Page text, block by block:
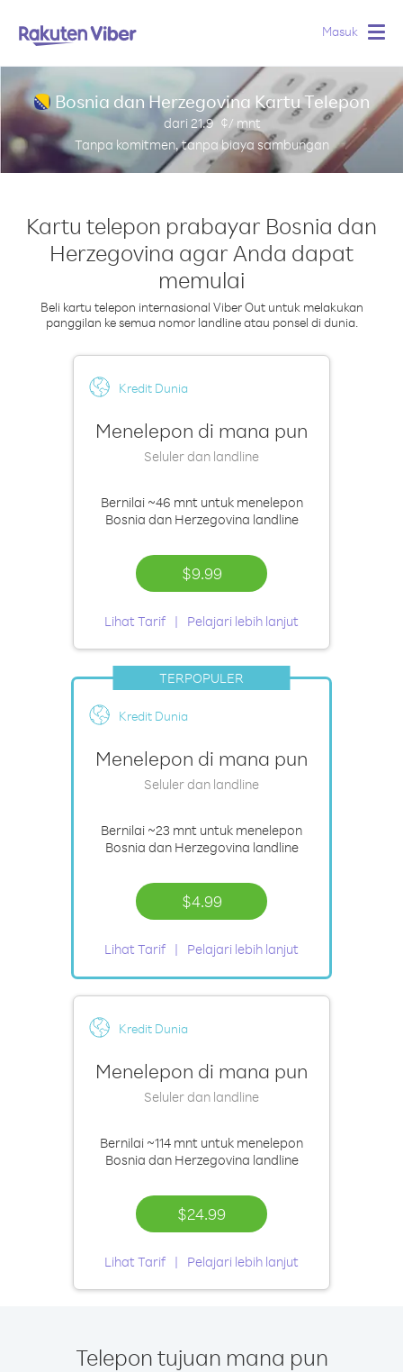
Masuk
Bosnia dan Herzegovina Kartu Telepon
dari 21.9 ¢/ mnt
Tanpa komitmen, tanpa biaya sambungan
Kartu telepon prabayar Bosnia dan
Herzegovina agar Anda dapat
memulai
Beli kartu telepon internasional Viber Out untuk melakukan
panggilan ke semua nomor landline atau ponsel di dunia.
Kredit Dunia
Menelepon di mana pun
Seluler dan landline
Bernilai ~46 mntuntuk menelepon
Bosnia dan Herzegovina landline
$9.99
Lihat Tarif Pelajari lebih lanjut
TERPOPULER
Kredit Dunia
Menelepon di mana pun
Seluler dan landline
Bernilai ~23 mnt untuk menelepon
Bosnia dan Herzegovina landline
$4.99
Lihat Tarif Pelajari lebih lanjut
Kredit Dunia
Menelepon di mana pun
Seluler dan landline
Bernilai ~114 mnt untuk menelepon
Bosnia dan Herzegovina landline
$24.99
Lihat Tarif Pelajari lebih lanjut
Telepon tujuan mana pun